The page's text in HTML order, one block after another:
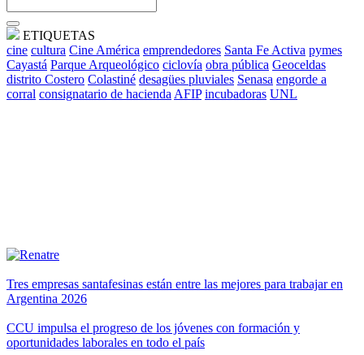
ETIQUETAS
cine cultura Cine América emprendedores Santa Fe Activa pymes
Cayastá Parque Arqueológico ciclovía obra pública Geoceldas
distrito Costero Colastiné desagües pluviales Senasa engorde a
corral consignatario de hacienda AFIP incubadoras UNL
Tres empresas santafesinas están entre las mejores para trabajar en
Argentina 2026
CCU impulsa el progreso de los jóvenes con formación y
oportunidades laborales en todo el país